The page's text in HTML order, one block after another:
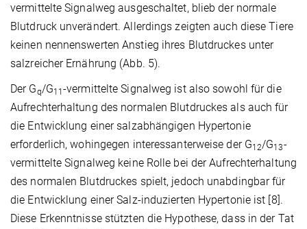
vermittelte Signalweg ausgeschaltet, blieb der normale
Blutdruck unverändert. Allerdings zeigten auch diese Tiere
keinen nennenswerten Anstieg ihres Blutdruckes unter
salzreicher Ernährung (Abb. 5).
Der Gq/G11-vermittelte Signalweg ist also sowohl für die
Aufrechterhaltung des normalen Blutdruckes als auch für
die Entwicklung einer salzabhängigen Hypertonie
erforderlich, wohingegen interessanterweise der G12/G13-
vermittelte Signalweg keine Rolle bei der Aufrechterhaltung
des normalen Blutdruckes spielt, jedoch unabdingbar für
die Entwicklung einer Salz-induzierten Hypertonie ist [8].
Diese Erkenntnisse stützten die Hypothese, dass in der Tat